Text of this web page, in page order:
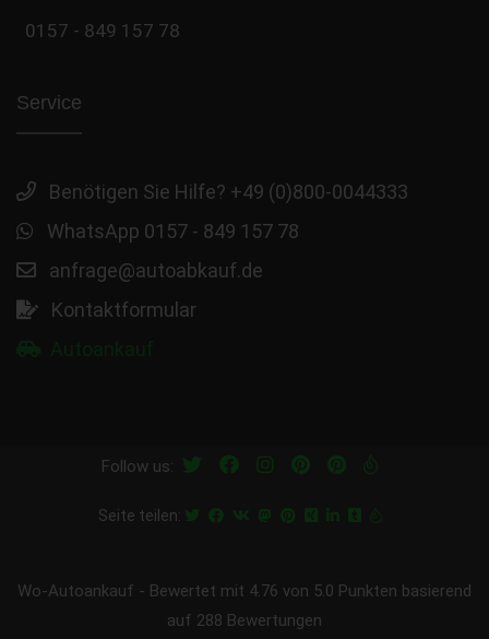
0157 - 849 157 78
Service
Benötigen Sie Hilfe? +49 (0)800-0044333
WhatsApp 0157 - 849 157 78
anfrage@autoabkauf.de
Kontaktformular
Follow us:
Seite teilen:
Wo-Autoankauf - Bewertet mit 4.76 von 5.0 Punkten basierend
auf 288 Bewertungen